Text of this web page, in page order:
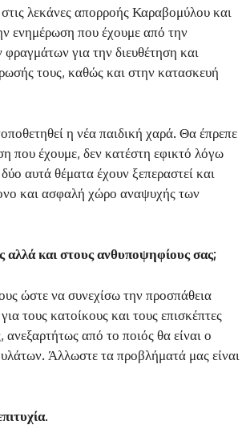
λεκάνες απορροής Καραβομύλου και
ενημέρωση που έχουμε από την
για την διευθέτηση και
τους, καθώς και στην κατασκευή
η νέα παιδική χαρά. Θα έπρεπε
που έχουμε, δεν κατέστη εφικτό λόγω
αυτά θέματα έχουν ξεπεραστεί και
και ασφαλή χώρο αναψυχής των
και στους ανθυποψηφίους σας;
ώστε να συνεχίσω την προσπάθεια
τους κατοίκους και τους επισκέπτες
από το ποιός θα είναι ο
Άλλωστε τα προβλήματά μας είναι